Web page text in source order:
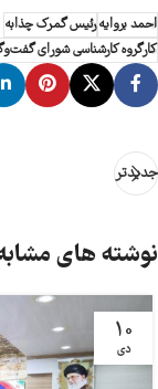
احمد بروایهرئیس گمرک چذابه
کارگروه کارشناسی شورای
جدیدتر
نوشته های
10
دی